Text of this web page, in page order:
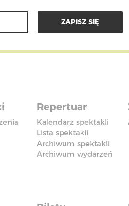
Repertuar
Kalendarz spektakli
Lista spektakli
Archiwum spektakli
Archiwum wydarzeń